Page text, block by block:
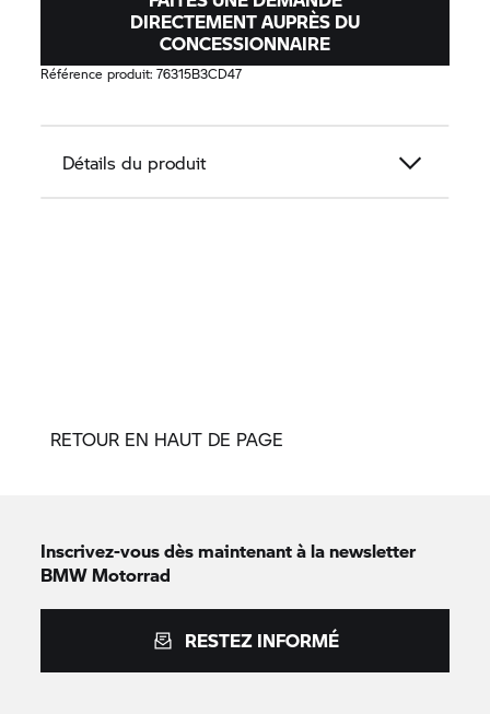
DIRECTEMENT AUPRÈS DU
CONCESSIONNAIRE
Référence produit:76315B3CD47
Détails du produit
RETOUR EN HAUT DE PAGE
Inscrivez-vous dès maintenant à la newsletter
BMW Motorrad
RESTEZ INFORMÉ